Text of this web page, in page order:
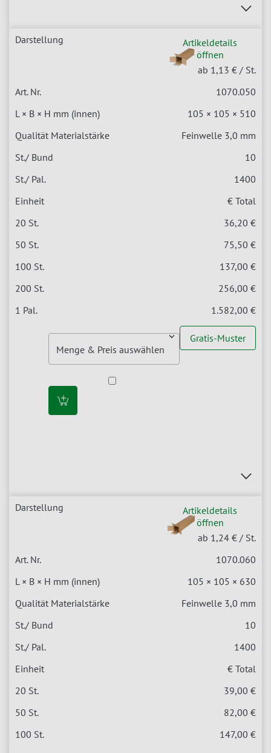
Artikeldetails
öffnen
ab 1,13 € / St.
1070.050
105 × 105 × 510
Feinwelle 3,0 mm
10
1400
€ Total
36,20 €
75,50 €
137,00 €
256,00 €
1.582,00 €
Gratis-Muster
Artikeldetails
öffnen
ab 1,24 € / St.
1070.060
105 × 105 × 630
Feinwelle 3,0 mm
10
1400
€ Total
39,00 €
82,00 €
147,00 €